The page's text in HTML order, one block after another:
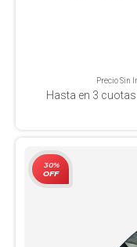
Precio Sin
Hasta en 3 cuotas
30%
OFF